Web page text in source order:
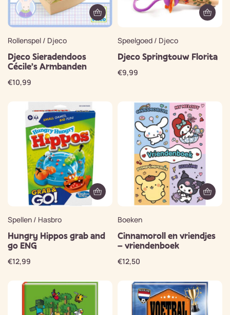
Rollenspel / Djeco
Djeco Sieradendoos
Cécile’s Armbanden
€10,99
Speelgoed / Djeco
Djeco Springtouw Florita
€9,99
Spellen / Hasbro
Hungry Hippos grab and
go ENG
€12,99
Boeken
Cinnamoroll en vriendjes
– vriendenboek
€12,50